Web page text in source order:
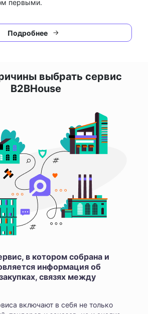
первыми.
Подробнее
выбрать сервис
B2BHouse
в котором собрана и
информация об
связях между
включают в себя не только